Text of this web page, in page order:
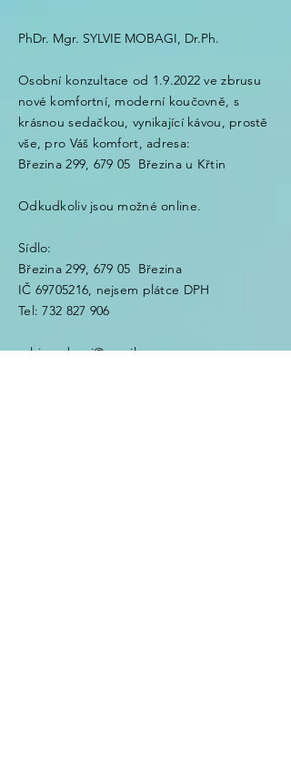
PhDr. Mgr. SYLVIE MOBAGI, Dr.Ph.
Osobní konzultace od 1.9.2022 ve zbrusu
nové komfortní, moderní koučovně, s
krásnou sedačkou, vynikající kávou, prostě
vše, pro Váš komfort, adresa:
Březina 299, 679 05 Březina u Křtin
Odkudkoliv jsou možné online.
Sídlo:
Březina 299, 679 05 Březina
​IČ 69705216, nejsem plátce DPH
​​Tel:732 827 906
sylviemobagi@gmail.com